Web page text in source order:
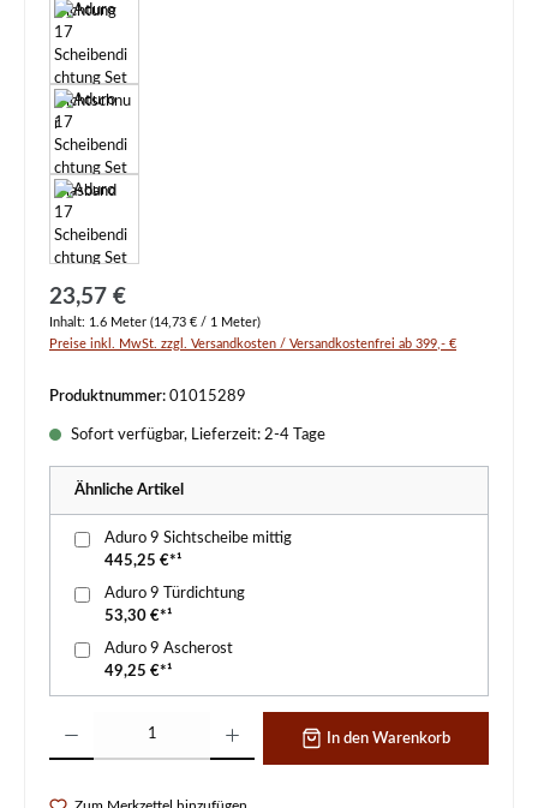
Regulärer Preis:
23,57 €
Inhalt: 1.6 Meter (14,73 € / 1 Meter)
Preise inkl. MwSt. zzgl. Versandkosten / Versandkostenfrei ab 399,- €
Produktnummer: 01015289
Sofort verfügbar, Lieferzeit: 2-4 Tage
Ähnliche Artikel
Aduro 9 Sichtscheibe mittig
445,25 €*¹
Aduro 9 Türdichtung
53,30 €*¹
Aduro 9 Ascherost
49,25 €*¹
In den Warenkorb